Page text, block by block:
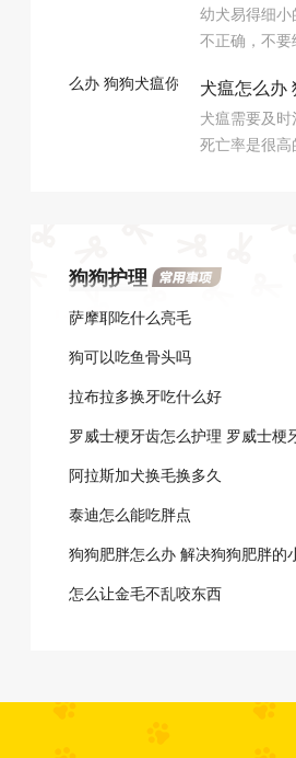
的声音判断
狗咳嗽要对阵
的细小 这
幼犬易得细
不正确，不
围的环境，幼
刺激到；刚
常容易感冒
犬瘟怎么办
怎么解决
犬瘟需要及
死亡率是很
之间是正常体
狗狗护理
萨摩耶吃什么亮毛
狗可以吃鱼骨头吗
拉布拉多换牙吃什么好
罗威士梗牙齿怎么护理 罗威士梗
阿拉斯加犬换毛换多久
泰迪怎么能吃胖点
狗狗肥胖怎么办 解决狗狗肥胖的
怎么让金毛不乱咬东西